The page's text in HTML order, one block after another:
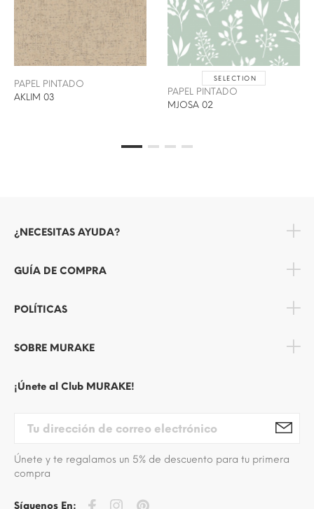
PAPEL PINTADO
AKLIM 03
SELECTION
PAPEL PINTADO
MJOSA 02
¿NECESITAS AYUDA?
GUÍA DE COMPRA
POLÍTICAS
SOBRE MURAKE
¡Únete al Club MURAKE!
Únete y te regalamos un 5% de descuento para tu primera
compra
Síguenos En: